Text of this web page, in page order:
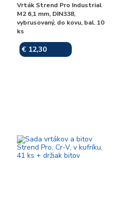
Vrták Strend Pro Industrial
M2 6,1 mm, DIN338,
vybrusovaný, do kovu, bal. 10
ks
€ 12,30